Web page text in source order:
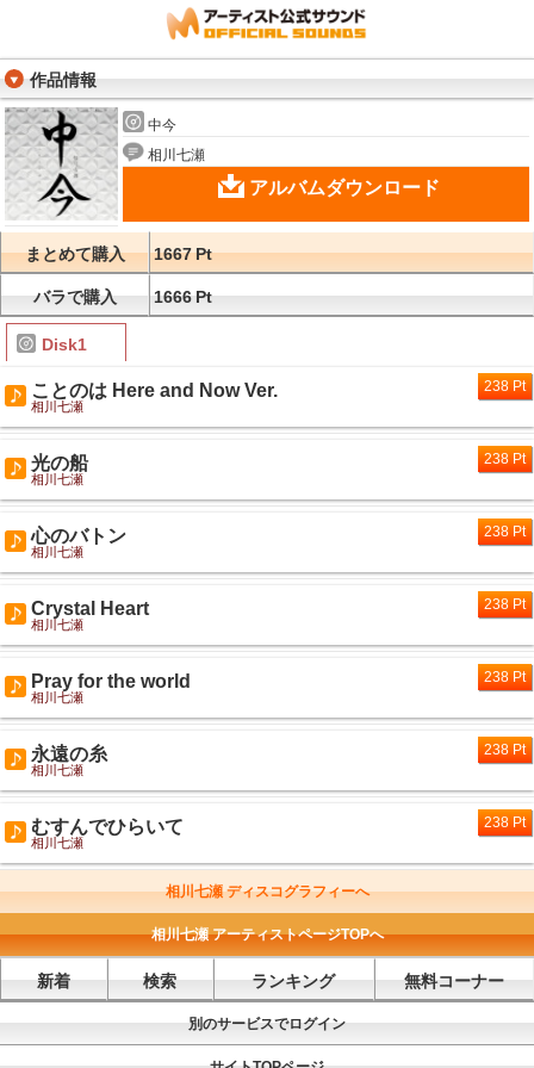
作品情報
中今
相川七瀬
アルバムダウンロード
まとめて購入 1667Pt
バラで購入 1666Pt
Disk1
ことのは Here and Now Ver.
相川七瀬
238 Pt
光の船
相川七瀬
238 Pt
心のバトン
相川七瀬
238 Pt
Crystal Heart
相川七瀬
238 Pt
Pray for the world
相川七瀬
238 Pt
永遠の糸
相川七瀬
238 Pt
むすんでひらいて
相川七瀬
238 Pt
相川七瀬 ディスコグラフィーへ
相川七瀬 アーティストページTOPへ
新着 検索 ランキング 無料コーナー
別のサービスでログイン